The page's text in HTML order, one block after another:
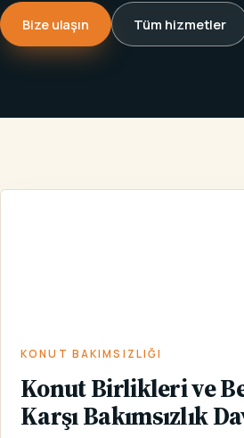
Bize ulaşın Tüm hizmetler
KONUT BAKIMSIZLIĞI
Konut Birlikleri ve
Karşı Bakımsızlık